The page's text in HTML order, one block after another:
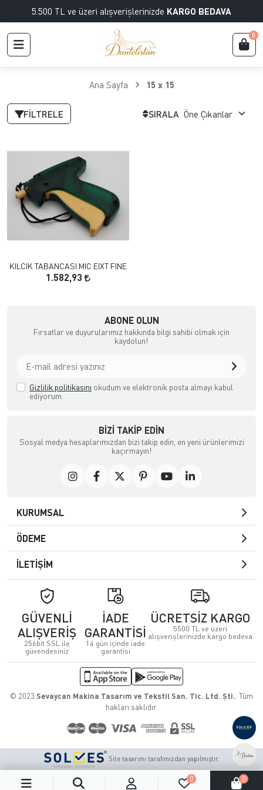
5.500 TL ve üzeri alışverişlerinizde KARGO BEDAVA
0
0 0
Ana Sayfa 15 x 15
FILTRELE SIRALA
KILCIK TABANCASI MIC EIXT FINE
1.582,93
ABONE OLUN
Fırsatlar ve duyurularımız hakkında bilgi sahibi olmak için
kaydolun!
Gizlilik politikasını okudum ve elektronik posta almayı kabul
ediyorum.
BIZI TAKIP EDIN
Sosyal medya hesaplarımızdan bizi takip edin, en yeni ürünlerimizi
kaçırmayın!
KURUMSAL
ÖDEME
İLETİŞİM
GÜVENLİ
ALIŞVERİŞ
256bit SSL ile
güvendesiniz
İADE
GARANTİSİ
14 gün içinde iade
garantisi
ÜCRETSİZ KARGO
5500 TL ve üzeri
alışverişlerinizde kargo bedeva
© 2023 Sevaycan Makina Tasarım ve Tekstil San. Tic. Ltd. Şti. . Tüm
hakları saklıdır.
Site tasarımı tarafımızdan yapılmıştır.